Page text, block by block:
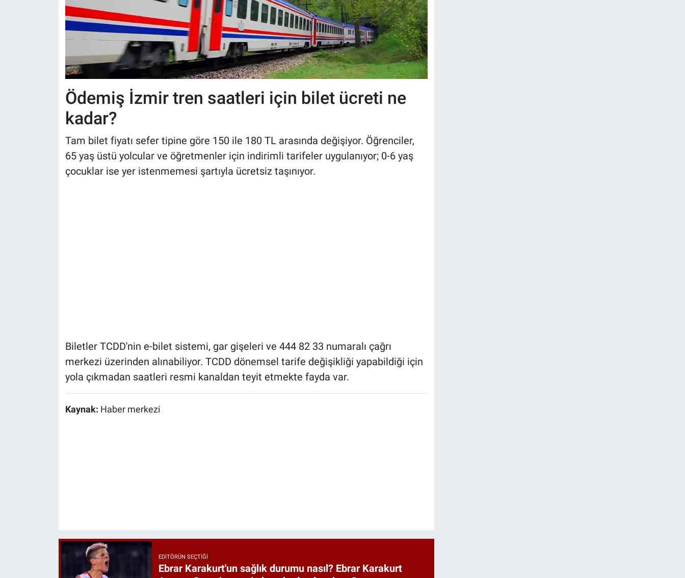
Ödemiş İzmir tren saatleri için bilet ücreti ne
kadar?
Tam bilet fiyatı sefer tipine göre 150 ile 180 TL arasında değişiyor. Öğrenciler,
65 yaş üstü yolcular ve öğretmenler için indirimli tarifeler uygulanıyor; 0-6 yaş
çocuklar ise yer istenmemesi şartıyla ücretsiz taşınıyor.
Biletler TCDD'nin e-bilet sistemi, gar gişeleri ve 444 82 33 numaralı çağrı
merkezi üzerinden alınabiliyor. TCDD dönemsel tarife değişikliği yapabildiği için
yola çıkmadan saatleri resmi kanaldan teyit etmekte fayda var.
Kaynak: Haber merkezi
EDITÖRÜN SEÇTIĞI
Ebrar Karakurt'un sağlık durumu nasıl? Ebrar Karakurt